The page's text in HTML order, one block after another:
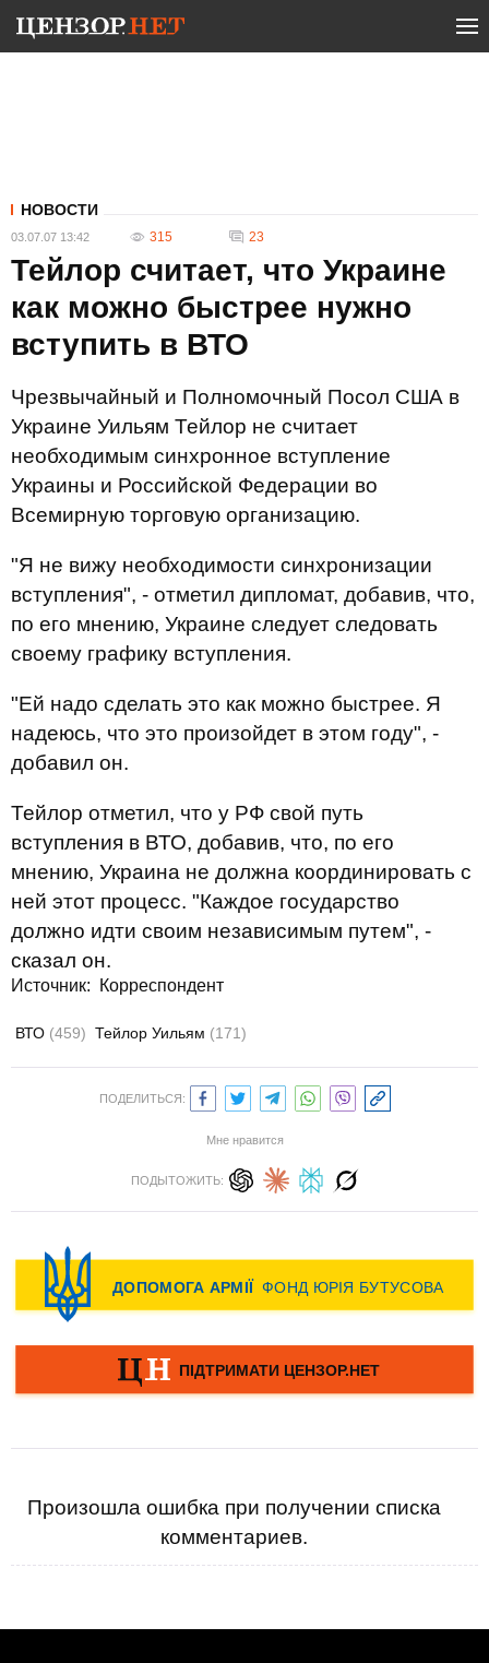
НОВОСТИ
03.07.07 13:42 315 23
Тейлор считает, что Украине
как можно быстрее нужно
вступить в ВТО
Чрезвычайный и Полномочный Посол США в
Украине Уильям Тейлор не считает
необходимым синхронное вступление
Украины и Российской Федерации во
Всемирную торговую организацию.
"Я не вижу необходимости синхронизации
вступления", - отметил дипломат, добавив, что,
по его мнению, Украине следует следовать
своему графику вступления.
"Ей надо сделать это как можно быстрее. Я
надеюсь, что это произойдет в этом году", -
добавил он.
Тейлор отметил, что у РФ свой путь
вступления в ВТО, добавив, что, по его
мнению, Украина не должна координировать с
ней этот процесс. "Каждое государство
должно идти своим независимым путем", -
сказал он.
Источник: Корреспондент
ВТО (459) Тейлор Уильям (171)
ПОДЕЛИТЬСЯ:
Мне нравится
ПОДЫТОЖИТЬ:
Произошла ошибка при получении списка
комментариев.